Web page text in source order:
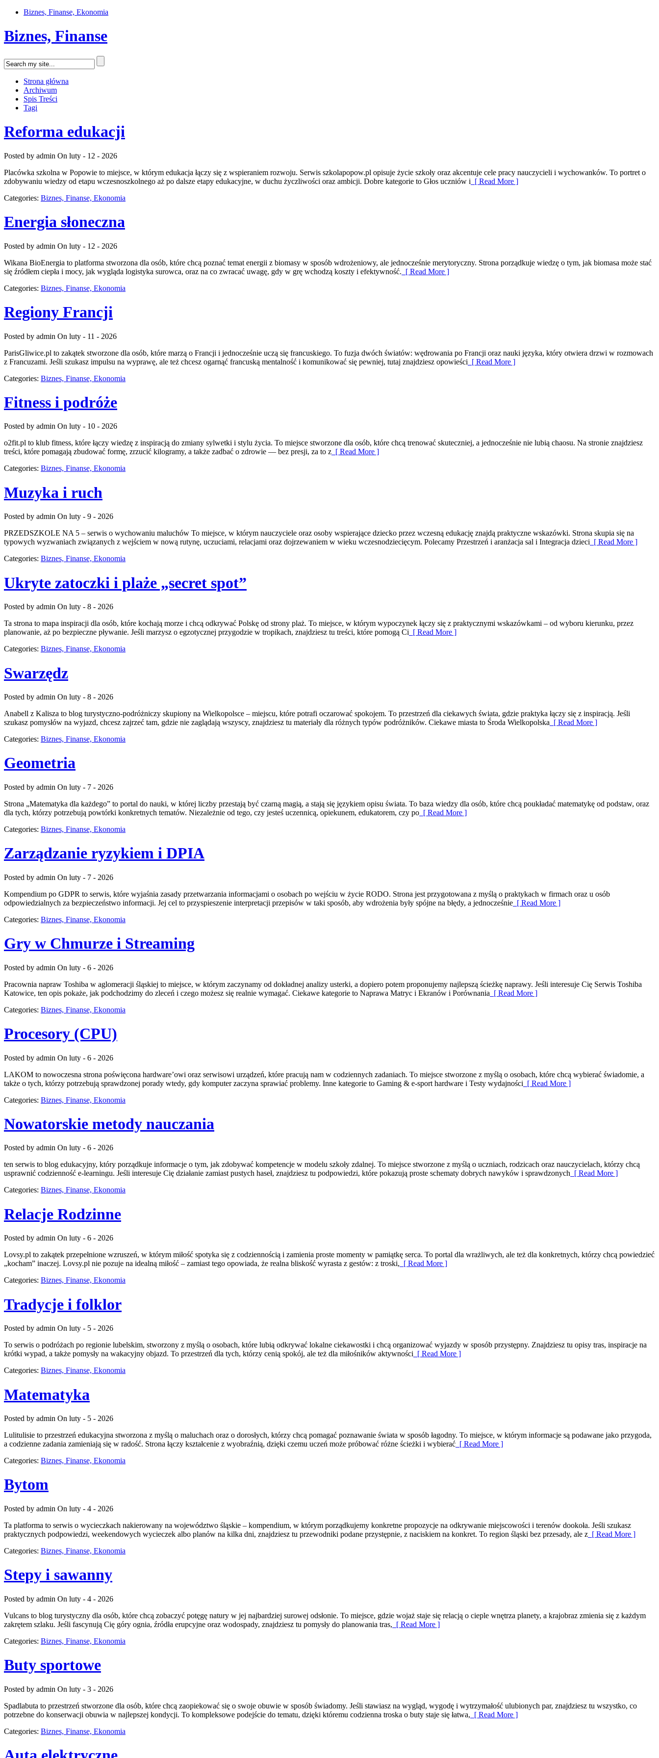
Biznes, Finanse, Ekonomia
Biznes, Finanse
Strona główna
Archiwum
Spis Treści
Tagi
Reforma edukacji
Posted by admin On luty - 12 - 2026
Placówka szkolna w Popowie to miejsce, w którym edukacja łączy się z wspieraniem rozwoju. Serwis szkolapopow.pl opisuje życie szkoły oraz akcentuje cele pracy nauczycieli i wychowanków. To portret o
zdobywaniu wiedzy od etapu wczesnoszkolnego aż po dalsze etapy edukacyjne, w duchu życzliwości oraz ambicji. Dobre kategorie to Głos uczniów i [ Read More ]
Categories: Biznes, Finanse, Ekonomia
Energia słoneczna
Posted by admin On luty - 12 - 2026
Wikana BioEnergia to platforma stworzona dla osób, które chcą poznać temat energii z biomasy w sposób wdrożeniowy, ale jednocześnie merytoryczny. Strona porządkuje wiedzę o tym, jak biomasa może stać
się źródłem ciepła i mocy, jak wygląda logistyka surowca, oraz na co zwracać uwagę, gdy w grę wchodzą koszty i efektywność. [ Read More ]
Categories: Biznes, Finanse, Ekonomia
Regiony Francji
Posted by admin On luty - 11 - 2026
ParisGliwice.pl to zakątek stworzone dla osób, które marzą o Francji i jednocześnie uczą się francuskiego. To fuzja dwóch światów: wędrowania po Francji oraz nauki języka, który otwiera drzwi w rozmowach
z Francuzami. Jeśli szukasz impulsu na wyprawę, ale też chcesz ogarnąć francuską mentalność i komunikować się pewniej, tutaj znajdziesz opowieści [ Read More ]
Categories: Biznes, Finanse, Ekonomia
Fitness i podróże
Posted by admin On luty - 10 - 2026
o2fit.pl to klub fitness, które łączy wiedzę z inspiracją do zmiany sylwetki i stylu życia. To miejsce stworzone dla osób, które chcą trenować skuteczniej, a jednocześnie nie lubią chaosu. Na stronie znajdziesz
treści, które pomagają zbudować formę, zrzucić kilogramy, a także zadbać o zdrowie — bez presji, za to z [ Read More ]
Categories: Biznes, Finanse, Ekonomia
Muzyka i ruch
Posted by admin On luty - 9 - 2026
PRZEDSZKOLE NA 5 – serwis o wychowaniu maluchów To miejsce, w którym nauczyciele oraz osoby wspierające dziecko przez wczesną edukację znajdą praktyczne wskazówki. Strona skupia się na
typowych wyzwaniach związanych z wejściem w nową rutynę, uczuciami, relacjami oraz dojrzewaniem w wieku wczesnodziecięcym. Polecamy Przestrzeń i aranżacja sal i Integracja dzieci [ Read More ]
Categories: Biznes, Finanse, Ekonomia
Ukryte zatoczki i plaże „secret spot”
Posted by admin On luty - 8 - 2026
Ta strona to mapa inspiracji dla osób, które kochają morze i chcą odkrywać Polskę od strony plaż. To miejsce, w którym wypoczynek łączy się z praktycznymi wskazówkami – od wyboru kierunku, przez
planowanie, aż po bezpieczne pływanie. Jeśli marzysz o egzotycznej przygodzie w tropikach, znajdziesz tu treści, które pomogą Ci [ Read More ]
Categories: Biznes, Finanse, Ekonomia
Swarzędz
Posted by admin On luty - 8 - 2026
Anabell z Kalisza to blog turystyczno-podróżniczy skupiony na Wielkopolsce – miejscu, które potrafi oczarować spokojem. To przestrzeń dla ciekawych świata, gdzie praktyka łączy się z inspiracją. Jeśli
szukasz pomysłów na wyjazd, chcesz zajrzeć tam, gdzie nie zaglądają wszyscy, znajdziesz tu materiały dla różnych typów podróżników. Ciekawe miasta to Środa Wielkopolska [ Read More ]
Categories: Biznes, Finanse, Ekonomia
Geometria
Posted by admin On luty - 7 - 2026
Strona „Matematyka dla każdego” to portal do nauki, w której liczby przestają być czarną magią, a stają się językiem opisu świata. To baza wiedzy dla osób, które chcą poukładać matematykę od podstaw, oraz
dla tych, którzy potrzebują powtórki konkretnych tematów. Niezależnie od tego, czy jesteś uczennicą, opiekunem, edukatorem, czy po [ Read More ]
Categories: Biznes, Finanse, Ekonomia
Zarządzanie ryzykiem i DPIA
Posted by admin On luty - 7 - 2026
Kompendium po GDPR to serwis, które wyjaśnia zasady przetwarzania informacjami o osobach po wejściu w życie RODO. Strona jest przygotowana z myślą o praktykach w firmach oraz u osób
odpowiedzialnych za bezpieczeństwo informacji. Jej cel to przyspieszenie interpretacji przepisów w taki sposób, aby wdrożenia były spójne na błędy, a jednocześnie [ Read More ]
Categories: Biznes, Finanse, Ekonomia
Gry w Chmurze i Streaming
Posted by admin On luty - 6 - 2026
Pracownia napraw Toshiba w aglomeracji śląskiej to miejsce, w którym zaczynamy od dokładnej analizy usterki, a dopiero potem proponujemy najlepszą ścieżkę naprawy. Jeśli interesuje Cię Serwis Toshiba
Katowice, ten opis pokaże, jak podchodzimy do zleceń i czego możesz się realnie wymagać. Ciekawe kategorie to Naprawa Matryc i Ekranów i Porównania [ Read More ]
Categories: Biznes, Finanse, Ekonomia
Procesory (CPU)
Posted by admin On luty - 6 - 2026
LAKOM to nowoczesna strona poświęcona hardware’owi oraz serwisowi urządzeń, które pracują nam w codziennych zadaniach. To miejsce stworzone z myślą o osobach, które chcą wybierać świadomie, a
także o tych, którzy potrzebują sprawdzonej porady wtedy, gdy komputer zaczyna sprawiać problemy. Inne kategorie to Gaming & e-sport hardware i Testy wydajności [ Read More ]
Categories: Biznes, Finanse, Ekonomia
Nowatorskie metody nauczania
Posted by admin On luty - 6 - 2026
ten serwis to blog edukacyjny, który porządkuje informacje o tym, jak zdobywać kompetencje w modelu szkoły zdalnej. To miejsce stworzone z myślą o uczniach, rodzicach oraz nauczycielach, którzy chcą
usprawnić codzienność e-learningu. Jeśli interesuje Cię działanie zamiast pustych haseł, znajdziesz tu podpowiedzi, które pokazują proste schematy dobrych nawyków i sprawdzonych [ Read More ]
Categories: Biznes, Finanse, Ekonomia
Relacje Rodzinne
Posted by admin On luty - 6 - 2026
Lovsy.pl to zakątek przepełnione wzruszeń, w którym miłość spotyka się z codziennością i zamienia proste momenty w pamiątkę serca. To portal dla wrażliwych, ale też dla konkretnych, którzy chcą powiedzieć
„kocham” inaczej. Lovsy.pl nie pozuje na idealną miłość – zamiast tego opowiada, że realna bliskość wyrasta z gestów: z troski, [ Read More ]
Categories: Biznes, Finanse, Ekonomia
Tradycje i folklor
Posted by admin On luty - 5 - 2026
To serwis o podróżach po regionie lubelskim, stworzony z myślą o osobach, które lubią odkrywać lokalne ciekawostki i chcą organizować wyjazdy w sposób przystępny. Znajdziesz tu opisy tras, inspiracje na
krótki wypad, a także pomysły na wakacyjny objazd. To przestrzeń dla tych, którzy cenią spokój, ale też dla miłośników aktywności [ Read More ]
Categories: Biznes, Finanse, Ekonomia
Matematyka
Posted by admin On luty - 5 - 2026
Lulitulisie to przestrzeń edukacyjna stworzona z myślą o maluchach oraz o dorosłych, którzy chcą pomagać poznawanie świata w sposób łagodny. To miejsce, w którym informacje są podawane jako przygoda,
a codzienne zadania zamieniają się w radość. Strona łączy kształcenie z wyobraźnią, dzięki czemu uczeń może próbować różne ścieżki i wybierać [ Read More ]
Categories: Biznes, Finanse, Ekonomia
Bytom
Posted by admin On luty - 4 - 2026
Ta platforma to serwis o wycieczkach nakierowany na województwo śląskie – kompendium, w którym porządkujemy konkretne propozycje na odkrywanie miejscowości i terenów dookoła. Jeśli szukasz
praktycznych podpowiedzi, weekendowych wycieczek albo planów na kilka dni, znajdziesz tu przewodniki podane przystępnie, z naciskiem na konkret. To region śląski bez przesady, ale z [ Read More ]
Categories: Biznes, Finanse, Ekonomia
Stepy i sawanny
Posted by admin On luty - 4 - 2026
Vulcans to blog turystyczny dla osób, które chcą zobaczyć potęgę natury w jej najbardziej surowej odsłonie. To miejsce, gdzie wojaż staje się relacją o cieple wnętrza planety, a krajobraz zmienia się z każdym
zakrętem szlaku. Jeśli fascynują Cię góry ognia, źródła erupcyjne oraz wodospady, znajdziesz tu pomysły do planowania tras, [ Read More ]
Categories: Biznes, Finanse, Ekonomia
Buty sportowe
Posted by admin On luty - 3 - 2026
Spadlabuta to przestrzeń stworzone dla osób, które chcą zaopiekować się o swoje obuwie w sposób świadomy. Jeśli stawiasz na wygląd, wygodę i wytrzymałość ulubionych par, znajdziesz tu wszystko, co
potrzebne do konserwacji obuwia w najlepszej kondycji. To kompleksowe podejście do tematu, dzięki któremu codzienna troska o buty staje się łatwa, [ Read More ]
Categories: Biznes, Finanse, Ekonomia